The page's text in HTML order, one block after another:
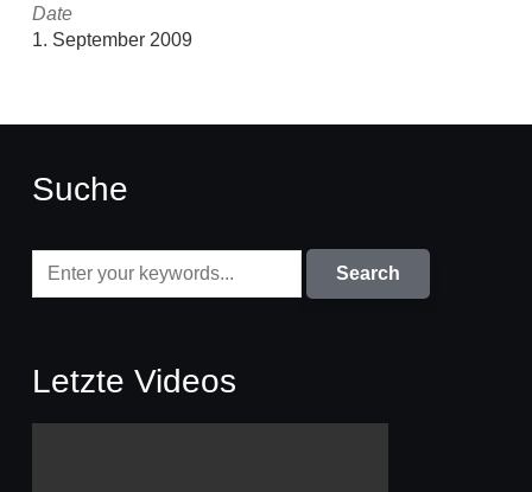
Date
1. September 2009
Suche
Letzte Videos